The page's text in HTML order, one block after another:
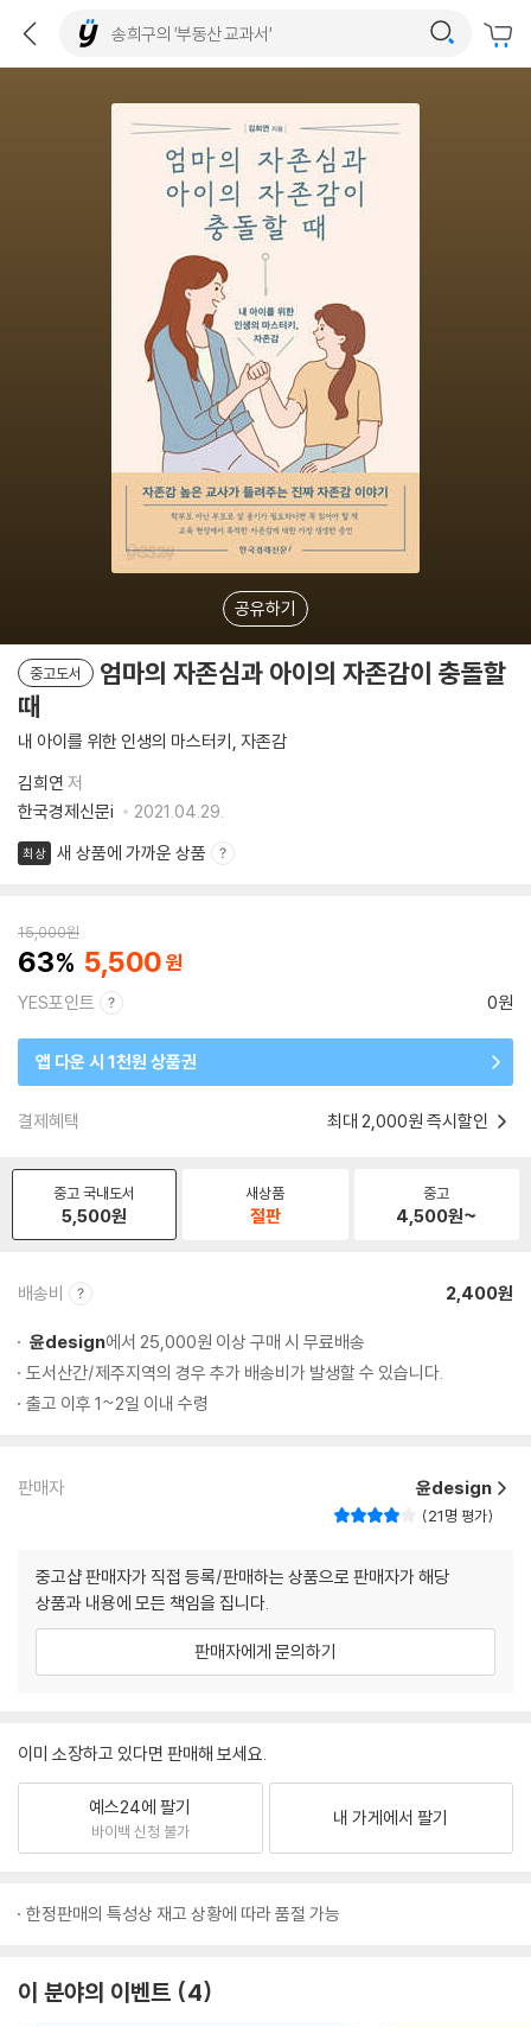
공유하기
중고도서
엄마의 자존심과 아이의 자존감이 충돌할
때
내 아이를 위한 인생의 마스터키, 자존감
김희연 저
한국경제신문i
2021.04.29.
최상 새 상품에 가까운 상품
15,000원
63 5,500
YES포인트 0원
앱 다운 시 1천원 상품권
결제혜택 최대 2,000원 즉시할인
중고 국내도서
5,500원
새상품
절판
중고
4,500원~
배송비 2,400원
윤design에서 25,000원 이상 구매 시 무료배송
도서산간/제주지역의 경우 추가 배송비가 발생할 수 있습니다.
출고 이후 1~2일 이내 수령
판매자 윤design
21명 평가
중고샵 판매자가 직접 등록/판매하는 상품으로 판매자가 해당
상품과 내용에 모든 책임을 집니다.
판매자에게 문의하기
이미 소장하고 있다면 판매해 보세요.
예스24에 팔기
바이백 신청 불가
내 가게에서 팔기
한정판매의 특성상 재고 상황에 따라 품절 가능
이 분야의 이벤트 4